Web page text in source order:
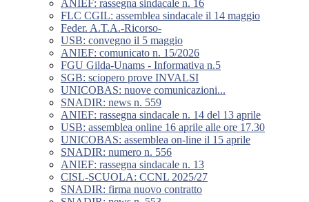
ANIEF: rassegna sindacale n. 16
FLC CGIL: assemblea sindacale il 14 maggio
Feder. A.T.A.-Ricorso-
USB: convegno il 5 maggio
ANIEF: comunicato n. 15/2026
FGU Gilda-Unams - Informativa n.5
SGB: sciopero prove INVALSI
UNICOBAS: nuove comunicazioni...
SNADIR: news n. 559
ANIEF: rassegna sindacale n. 14 del 13 aprile
USB: assemblea online 16 aprile alle ore 17.30
UNICOBAS: assemblea on-line il 15 aprile
SNADIR: numero n. 556
ANIEF: rassegna sindacale n. 13
CISL-SCUOLA: CCNL 2025/27
SNADIR: firma nuovo contratto